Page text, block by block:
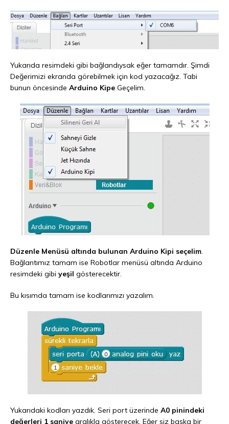
Yukarıda resimdeki gibi bağlandıysak eğer tamamdır. Şimdi
Değerimizi ekranda görebilmek için kod yazacağız. Tabi
bunun öncesinde Arduino Kipe Geçelim.
Düzenle Menüsü altında bulunan Arduino Kipi seçelim.
Bağlantımız tamam ise Robotlar menüsü altında Arduino
resimdeki gibi yeşil gösterecektir.
Bu kısımda tamam ise kodlarımızı yazalım.
Yukarıdaki kodları yazdık. Seri port üzerinde A0 pinindeki
değerleri 1 saniye aralıkla gösterecek. Eğer siz başka bir